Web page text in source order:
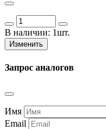
В наличии: 1шт.
Изменить
Запрос аналогов
Имя
Email